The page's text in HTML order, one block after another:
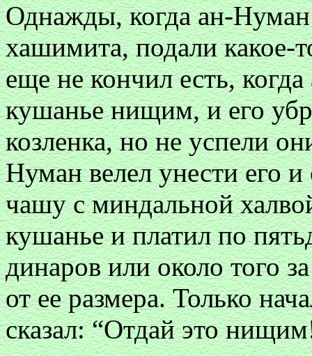
Однажды, когда ан-Нуман
хашимита, подали
еще не кончил есть,
кушанье нищим, и его
козленка, но не успели
Нуман велел унести его
чашу с миндальной
кушанье и платил по
динаров или около того
от ее размера. Только
сказал: “Отдай это